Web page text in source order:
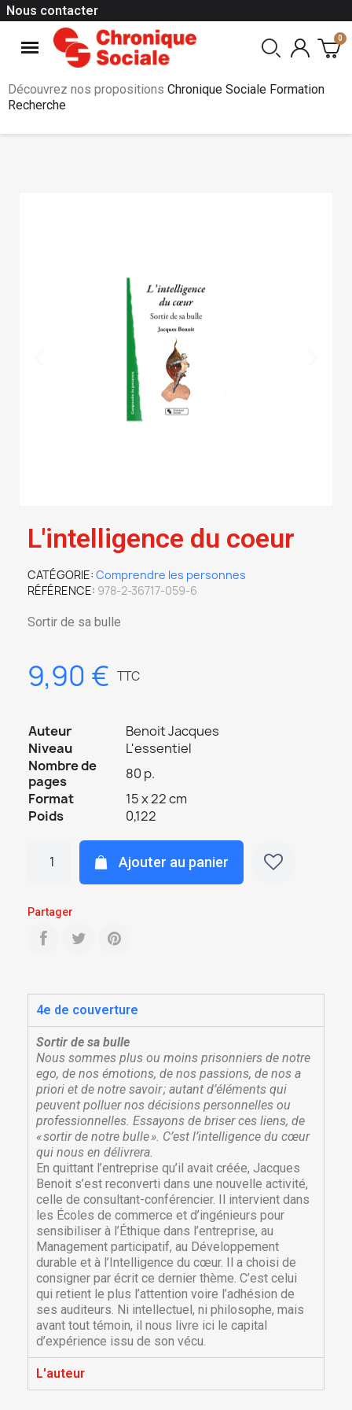
Nous contacter
Découvrez nos propositions Chronique Sociale Formation
Recherche
L'intelligence du coeur
CATÉGORIE Comprendre les personnes
RÉFÉRENCE 978-2-36717-059-6
Sortir de sa bulle
9,90 € TTC
Auteur
Benoit Jacques
Niveau
L'essentiel
Nombre de
pages
80 p.
Format
15 x 22 cm
Poids
0,122
Ajouter au panier
Partager
4e de couverture
Sortir de sa bulle
Nous sommes plus ou moins prisonniers de notre
ego, de nos émotions, de nos passions, de nos a
priori et de notre savoir ; autant d’éléments qui
peuvent polluer nos décisions personnelles ou
professionnelles. Essayons de briser ces liens, de
« sortir de notre bulle ». C’est l’intelligence du cœur
qui nous en délivrera.
En quittant l’entreprise qu’il avait créée, Jacques
Benoit s’est reconverti dans une nouvelle activité,
celle de consultant-conférencier. Il intervient dans
les Écoles de commerce et d’ingénieurs pour
sensibiliser à l’Éthique dans l’entreprise, au
Management participatif, au Développement
durable et à l’Intelligence du cœur. Il a choisi de
consigner par écrit ce dernier thème. C’est celui
qui retient le plus l’attention voire l’adhésion de
ses auditeurs. Ni intellectuel, ni philosophe, mais
avant tout témoin, il nous livre ici le capital
d’expérience issu de son vécu.
L'auteur